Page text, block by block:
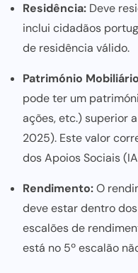
Residência: Deve
inclui cidadãos
de residência válido.
Património
pode ter um
ações, etc.) superior
2025). Este valor
dos Apoios Sociais
Rendimento:O
deve estar dentro
escalões de
está no 5º escalão